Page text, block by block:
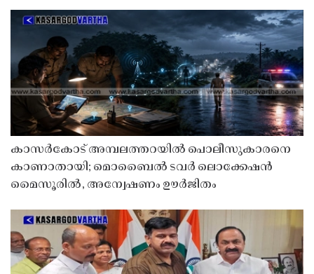
കാസർകോട് അമ്പലത്തറയിൽ പൊലീസുകാരനെ
കാണാതായി; മൊബൈൽ ടവർ ലൊക്കേഷൻ
മൈസൂരിൽ, അന്വേഷണം ഊർജിതം